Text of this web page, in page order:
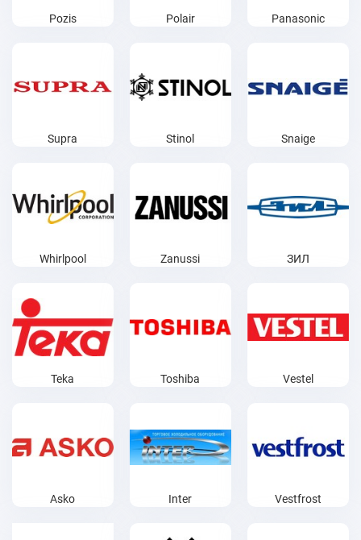
Pozis Polair Panasonic
Supra Stinol Snaige
Whirlpool Zanussi ЗИЛ
Teka Toshiba Vestel
Asko Inter Vestfrost